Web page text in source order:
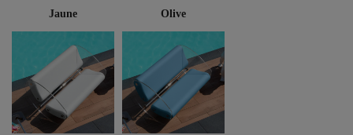
Jaune Olive